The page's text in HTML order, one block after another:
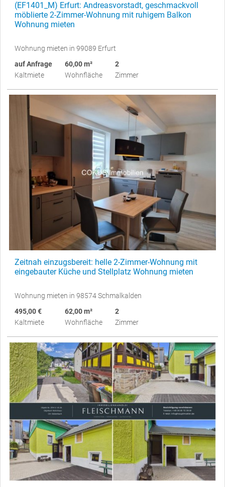
(EF1401_M) Erfurt: Andreasvorstadt, geschmackvoll
möblierte 2-Zimmer-Wohnung mit ruhigem Balkon
Wohnung mieten
Wohnung mieten in 99089 Erfurt
auf Anfrage
Kaltmiete
60,00 m²
Wohnfläche
2
Zimmer
Zeitnah einzugsbereit: helle 2-Zimmer-Wohnung mit
eingebauter Küche und Stellplatz Wohnung mieten
Wohnung mieten in 98574 Schmalkalden
495,00 €
Kaltmiete
62,00 m²
Wohnfläche
2
Zimmer